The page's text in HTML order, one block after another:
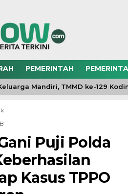
PEMERINTAH
Mandiri, TMMD ke-129
Puji Polda
Kasus TPPO